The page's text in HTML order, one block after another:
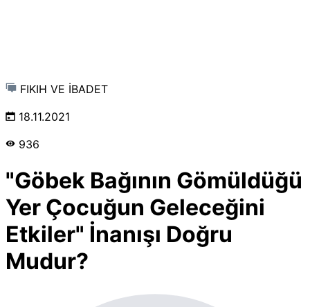
FIKIH VE İBADET
18.11.2021
936
"Göbek Bağının Gömüldüğü
Yer Çocuğun Geleceğini
Etkiler" İnanışı Doğru
Mudur?